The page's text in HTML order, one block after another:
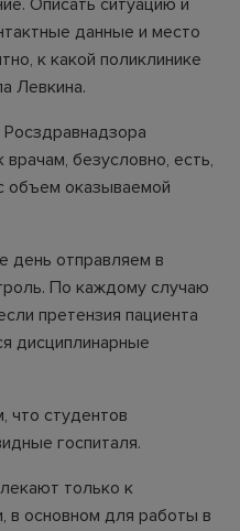
Описать ситуацию и
данные и место
к какой поликлинике
Левкина.
безусловно, есть,
объем оказываемой
день отправляем в
По каждому случаю
претензия пациента
дисциплинарные
что студентов
госпиталя.
только к
в основном для работы в